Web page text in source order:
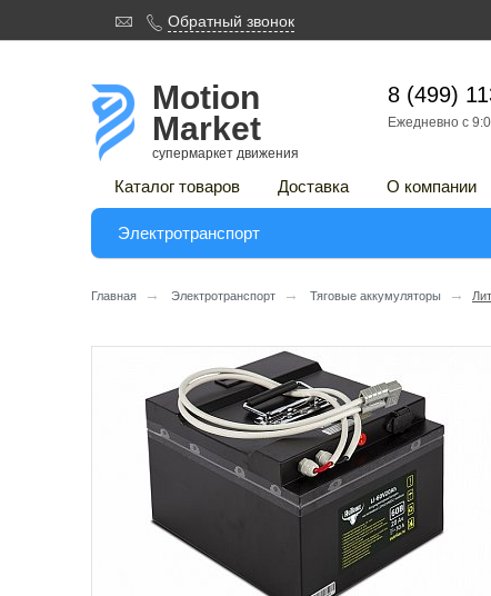
  Обратный звонок
Motion
Market
супермаркет движения
8 (499)
Ежедневно с
Каталог товаров Доставка О компании
Электротранспорт
Главная → Электротранспорт → Тяговые аккумуляторы →